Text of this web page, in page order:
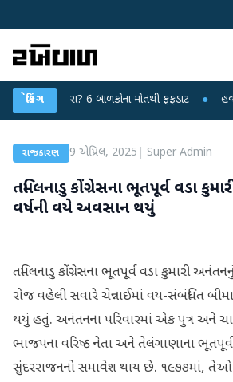
બ્રેકિંગ 6 બાળકોના મોતથી ફફડાટ ● હવામાન
રાજકારણ 9 એપ્રિલ, 2025 Super Admin
તમિલનાડુ કોંગ્રેસના ભૂતપૂર્વ વડા
વર્ષની વયે અવસાન થયું
તમિલનાડુ કોંગ્રેસના ભૂતપૂર્વ વડા કુમારી
રોજ વહેલી સવારે ચેન્નાઈમાં વય-સંબંધિત
થયું હતું. અનંતનના પરિવારમાં એક પુત્ર અને
ભાજપના વરિષ્ઠ નેતા અને તેલંગાણાના ભૂતપૂર્વ
સુંદરરાજનનો સમાવેશ થાય છે. ૧૯૭૭માં,